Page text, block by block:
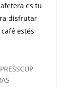
es tu
disfrutar
estés